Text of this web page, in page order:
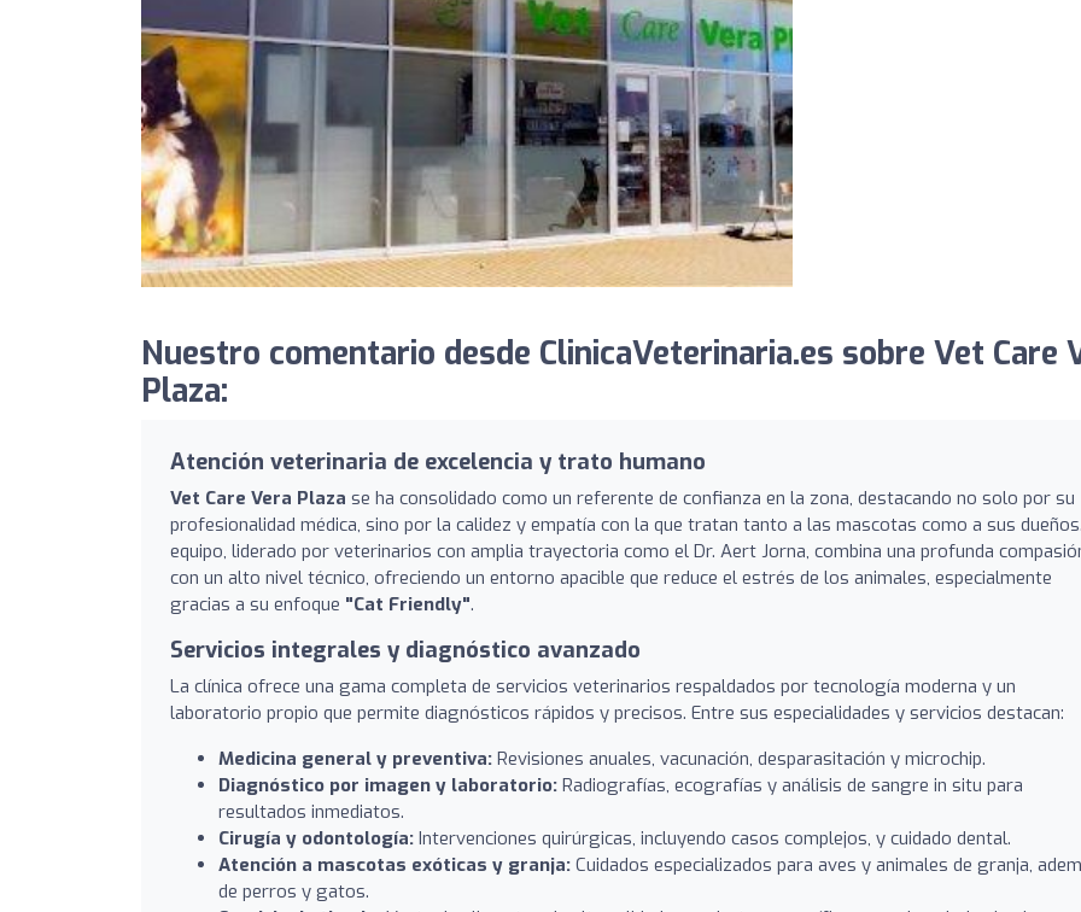
Nuestro comentario desde ClinicaVeterinaria.es sobre Vet Care
Plaza:
Atención veterinaria de excelencia y trato humano
Vet Care Vera Plaza se ha consolidado como un referente de confianza en la zona, destacando no solo por su
profesionalidad médica, sino por la calidez y empatía con la que tratan tanto a las mascotas como a sus
equipo, liderado por veterinarios con amplia trayectoria como el Dr. Aert Jorna, combina una profunda
con un alto nivel técnico, ofreciendo un entorno apacible que reduce el estrés de los animales, especialmente
gracias a su enfoque "Cat Friendly".
Servicios integrales y diagnóstico avanzado
La clínica ofrece una gama completa de servicios veterinarios respaldados por tecnología moderna y un
laboratorio propio que permite diagnósticos rápidos y precisos. Entre sus especialidades y servicios destacan:
Medicina general y preventiva: Revisiones anuales, vacunación, desparasitación y microchip.
Diagnóstico por imagen y laboratorio: Radiografías, ecografías y análisis de sangre in situ para
resultados inmediatos.
Cirugía y odontología: Intervenciones quirúrgicas, incluyendo casos complejos, y cuidado dental.
Atención a mascotas exóticas y granja: Cuidados especializados para aves y animales de granja,
de perros y gatos.